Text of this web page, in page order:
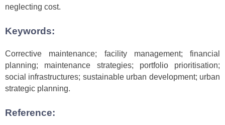
neglecting cost.
Keywords:
Corrective maintenance; facility management; financial
planning; maintenance strategies; portfolio prioritisation;
social infrastructures; sustainable urban development; urban
strategic planning.
Reference: